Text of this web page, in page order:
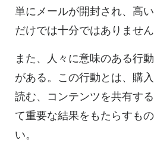
単にメールが開封され、高
だけでは十分ではありません
また、人々に意味のある行
がある。この行動とは、購
読む、コンテンツを共有す
て重要な結果をもたらすも
い。